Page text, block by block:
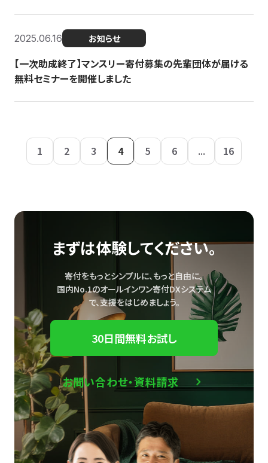
2025.06.16 お知らせ
【一次助成終了】マンスリー寄付募集の先輩団体が届ける
無料セミナーを開催しました
1 2 3 4 5 6 ... 16
まずは体験してください。
寄付をもっとシンプルに、もっと自由に。
国内No.1のオールインワン寄付DXシステム
で、支援をはじめましょう。
30日間無料お試し
お問い合わせ・資料請求